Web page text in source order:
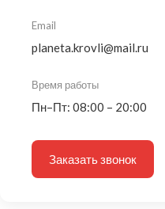
Email
planeta.krovli@mail.ru
Время работы
Пн–Пт: 08:00 – 20:00
Заказать звонок